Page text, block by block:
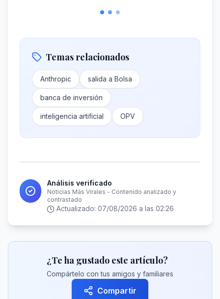
Temas relacionados
Anthropic salida a Bolsa
banca de inversión
inteligencia artificial OPV
Análisis verificado
Noticias Más Virales - Contenido analizado y
contrastado
Actualizado: 07/08/2026 a las 02:26
¿Te ha gustado este artículo?
Compártelo con tus amigos y familiares
Compartir